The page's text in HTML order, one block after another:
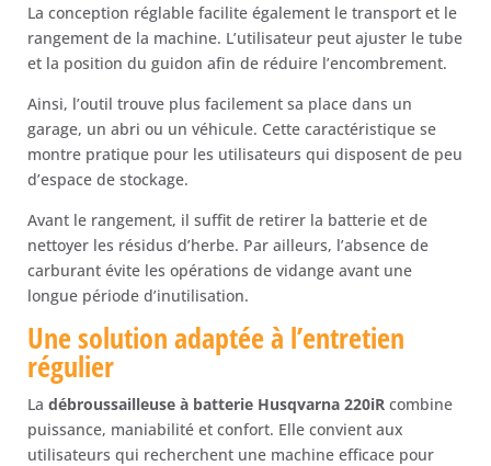
La conception réglable facilite également le transport et le
rangement de la machine. L’utilisateur peut ajuster le tube
et la position du guidon afin de réduire l’encombrement.
Ainsi, l’outil trouve plus facilement sa place dans un
garage, un abri ou un véhicule. Cette caractéristique se
montre pratique pour les utilisateurs qui disposent de peu
d’espace de stockage.
Avant le rangement, il suffit de retirer la batterie et de
nettoyer les résidus d’herbe. Par ailleurs, l’absence de
carburant évite les opérations de vidange avant une
longue période d’inutilisation.
Une solution adaptée à l’entretien
régulier
La débroussailleuse à batterie Husqvarna 220iR combine
puissance, maniabilité et confort. Elle convient aux
utilisateurs qui recherchent une machine efficace pour